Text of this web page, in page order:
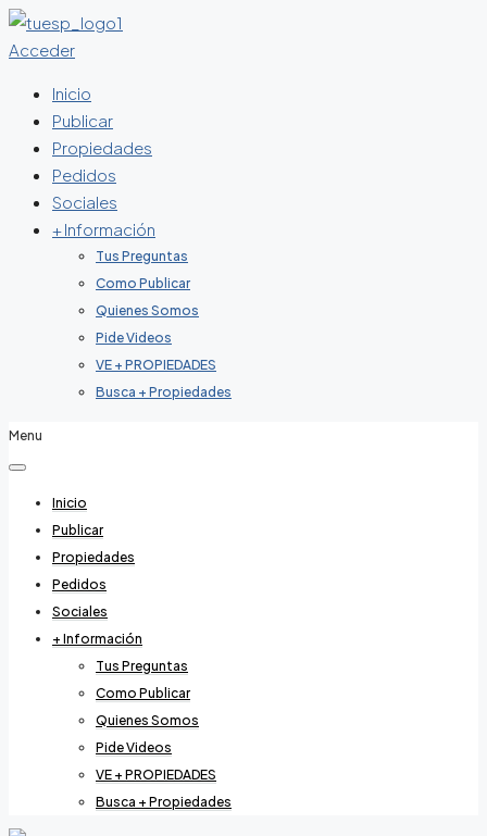
Acceder
Inicio
Publicar
Propiedades
Pedidos
Sociales
+ Información
Tus Preguntas
Como Publicar
Quienes Somos
Pide Videos
VE + PROPIEDADES
Busca + Propiedades
Menu
Inicio
Publicar
Propiedades
Pedidos
Sociales
+ Información
Tus Preguntas
Como Publicar
Quienes Somos
Pide Videos
VE + PROPIEDADES
Busca + Propiedades